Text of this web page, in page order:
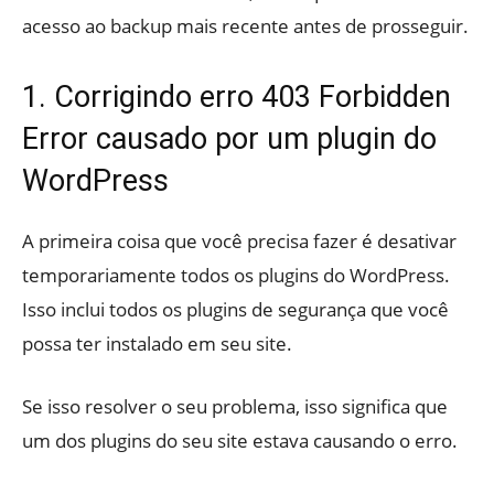
acesso ao backup mais recente antes de prosseguir.
1. Corrigindo erro 403 Forbidden
Error causado por um plugin do
WordPress
A primeira coisa que você precisa fazer é desativar
temporariamente todos os plugins do WordPress.
Isso inclui todos os plugins de segurança que você
possa ter instalado em seu site.
Se isso resolver o seu problema, isso significa que
um dos plugins do seu site estava causando o erro.